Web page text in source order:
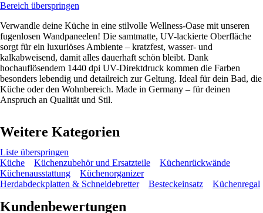
Bereich überspringen
Verwandle deine Küche in eine stilvolle Wellness-Oase mit unseren
fugenlosen Wandpaneelen! Die samtmatte, UV-lackierte Oberfläche
sorgt für ein luxuriöses Ambiente – kratzfest, wasser- und
kalkabweisend, damit alles dauerhaft schön bleibt. Dank
hochauflösendem 1440 dpi UV-Direktdruck kommen die Farben
besonders lebendig und detailreich zur Geltung. Ideal für dein Bad, die
Küche oder den Wohnbereich. Made in Germany – für deinen
Anspruch an Qualität und Stil.
Weitere Kategorien
Liste überspringen
Küche
Küchenzubehör und Ersatzteile
Küchenrückwände
Küchenausstattung
Küchenorganizer
Herdabdeckplatten & Schneidebretter
Besteckeinsatz Küchenregal
Kundenbewertungen